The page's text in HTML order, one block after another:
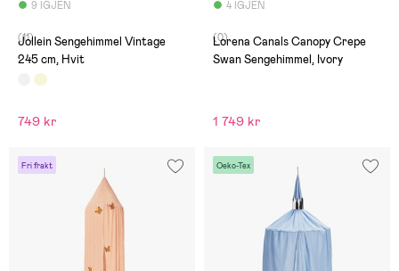
9 IGJEN
(11)
Jollein Sengehimmel Vintage
245 cm, Hvit
749 kr
4 IGJEN
(0)
Lorena Canals Canopy Crepe
Swan Sengehimmel, Ivory
1 749 kr
Fri frakt Oeko-Tex